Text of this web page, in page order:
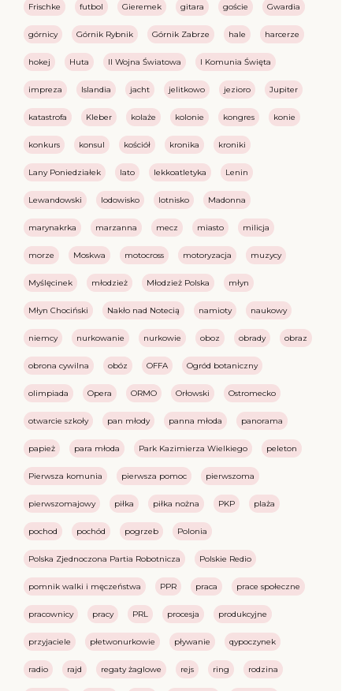
Frischke futbol Gieremek gitara goście Gwardia
górnicy Górnik Rybnik Górnik Zabrze hale harcerze
hokej Huta II Wojna Światowa I Komunia Święta
impreza Islandia jacht jelitkowo jezioro Jupiter
katastrofa Kleber kolaże kolonie kongres konie
konkurs konsul kościół kronika kroniki
Lany Poniedziałek lato lekkoatletyka Lenin
Lewandowski lodowisko lotnisko Madonna
marynakrka marzanna mecz miasto milicja
morze Moskwa motocross motoryzacja muzycy
Myślęcinek młodzież Młodzież Polska młyn
Młyn Chociński Nakło nad Notecią namioty naukowy
niemcy nurkowanie nurkowie oboz obrady obraz
obrona cywilna obóz OFFA Ogród botaniczny
olimpiada Opera ORMO Orłowski Ostromecko
otwarcie szkoły pan młody panna młoda panorama
papież para młoda Park Kazimierza Wielkiego peleton
Pierwsza komunia pierwsza pomoc pierwszoma
pierwszomajowy piłka piłka nożna PKP plaża
pochod pochód pogrzeb Polonia
Polska Zjednoczona Partia Robotnicza Polskie Redio
pomnik walki i męczeństwa PPR praca prace społeczne
pracownicy pracy PRL procesja produkcyjne
przyjaciele płetwonurkowie pływanie qypoczynek
radio rajd regaty żaglowe rejs ring rodzina